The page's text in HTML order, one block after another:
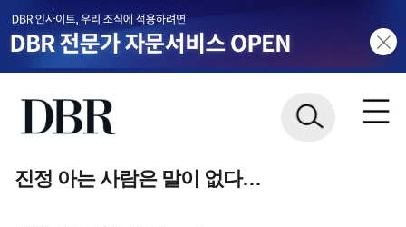
진정 아는 사람은 말이 없다…